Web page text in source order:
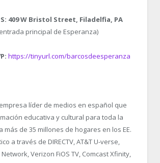
409 W Bristol Street, Filadelfia, PA
principal de Esperanza)
https://tinyurl.com/barcosdeesperanza
empresa líder de medios en español que
educativa y cultural para toda la
más de 35 millones de hogares en los EE.
a través de DIRECTV, AT&T U-verse,
Network, Verizon FiOS TV, Comcast Xfinity,